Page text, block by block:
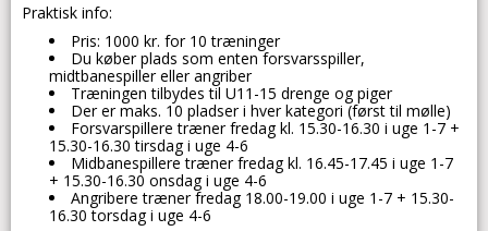
Praktisk info:
Pris: 1000 kr. for 10 træninger
Du køber plads som enten forsvarsspiller,
midtbanespiller eller angriber
Træningen tilbydes til U11-15 drenge og piger
Der er maks. 10 pladser i hver kategori (først til mølle)
Forsvarspillere træner fredag kl. 15.30-16.30 i uge 1-7 +
15.30-16.30 tirsdag i uge 4-6
Midbanespillere træner fredag kl. 16.45-17.45 i uge 1-7
+ 15.30-16.30 onsdag i uge 4-6
Angribere træner fredag 18.00-19.00 i uge 1-7 + 15.30-
16.30 torsdag i uge 4-6